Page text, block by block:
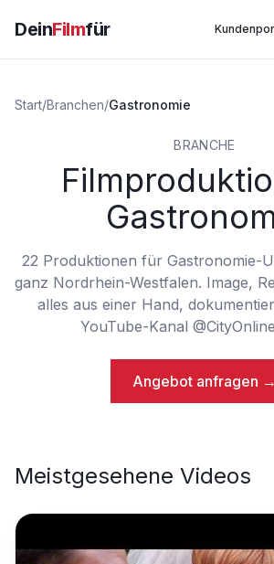
DeinFilmfür
Start/Branchen/Gastronomie
BRANCHE
22 Produktionen für Gastronomie-
ganz Nordrhein-Westfalen. Image,
alles aus einer Hand,
YouTube-Kanal
Angebot anfragen →
Meistgesehene Videos